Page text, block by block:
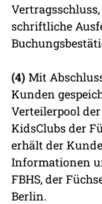
schriftliche
(4) Mit
Kunden
Verteilerpool
KidsClubs der
erhält der
Informationen
FBHS, der
Berlin.